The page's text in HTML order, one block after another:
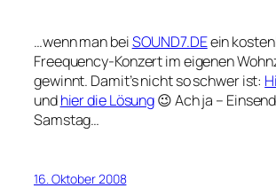
…wenn man beiSOUND7.DEein
Freequency-Konzert im eigenen
gewinnt. Damit’s nicht so schwer ist:
undhier die Lösung😉 Ach ja –
Samstag…
16. Oktober 2008